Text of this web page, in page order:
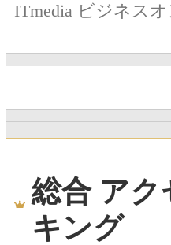
ITmedia ビジネス
総合 アク
キング